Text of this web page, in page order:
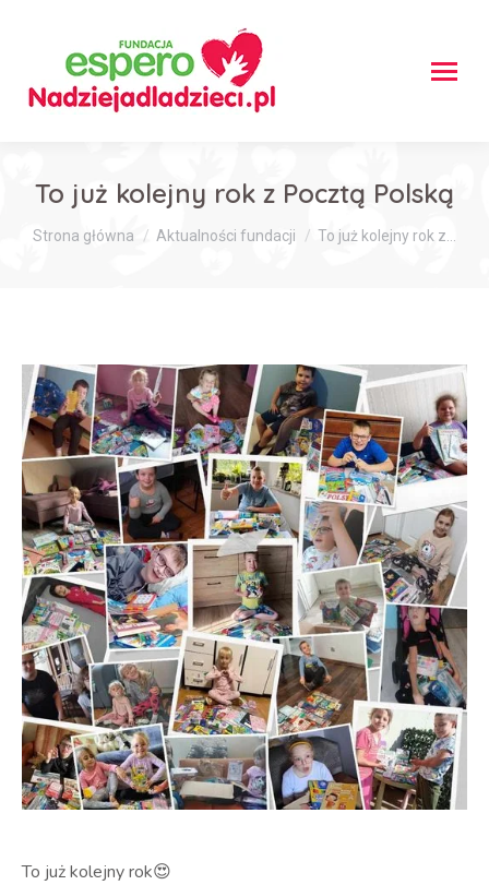
To już kolejny rok z Pocztą Polską
Jesteś tutaj:
Strona główna Aktualności fundacji To już kolejny rok z…
To już kolejny rok😍